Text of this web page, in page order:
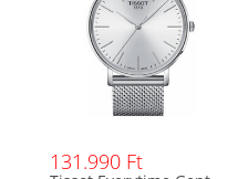
131.990 Ft